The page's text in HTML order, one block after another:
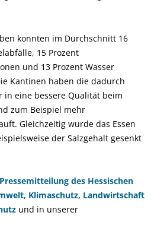
konnten im Durchschnitt 16
15 Prozent
und 13 Prozent Wasser
Kantinen haben die dadurch
in eine bessere Qualität beim
zum Beispiel mehr
Gleichzeitig wurde das Essen
der Salzgehalt gesenkt
Pressemitteilung des Hessischen
Klimaschutz, Landwirtschaft
und in unserer